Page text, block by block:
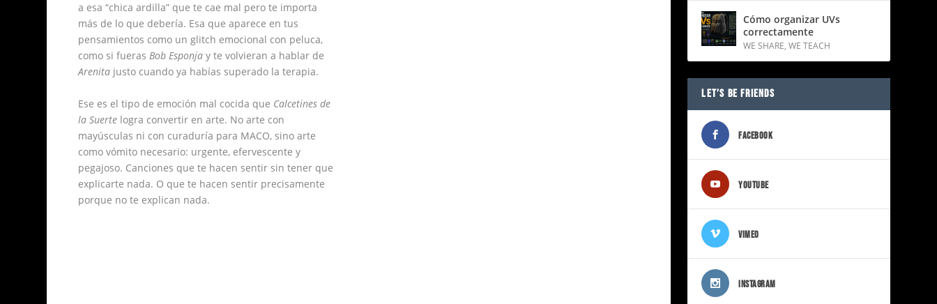
a esa “chica ardilla” que te cae mal pero te importa
más de lo que debería. Esa que aparece en tus
pensamientos como un glitch emocional con peluca,
como si fueras Bob Esponjay te volvieran a hablar de
Arenitajusto cuando ya habías superado la terapia.
Ese es el tipo de emoción mal cocida que Calcetines de
la Suertelogra convertir en arte. No arte con
mayúsculas ni con curaduría para MACO, sino arte
como vómito necesario: urgente, efervescente y
pegajoso. Canciones que te hacen sentir sin tener que
explicarte nada. O que te hacen sentir precisamente
porque no te explican nada.
Cómo organizar UVs
correctamente
WE SHARE,WE TEACH
LET’S BE FRIENDS
FACEBOOK
YOUTUBE
VIMEO
INSTAGRAM